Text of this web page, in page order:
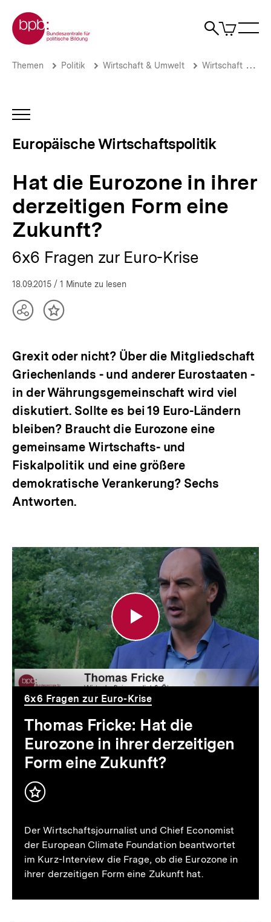
zum
Seiteninhalt
springen
Zur Startseite der bpb
Suche
Artikel
im
Hat
ihrer
derzeitigen
eine
Europäische
Wirtschaftspolitik
bpb.de
Brotkrümelnavigation
Pfadnavigation
Themen Politik Wirtschaft & Umwelt Wirtschaft
INHALTSNAVIGATION
Europäische Wirtschaftspolitik
Hat die Eurozone in ihrer
derzeitigen Form eine
Zukunft?
6x6 Fragen zur Euro-Krise
18.09.2015 / 1 Minute zu lesen
TeilenInhalt
Grexit oder nicht? Über die Mitgliedschaft
Griechenlands - und anderer Eurostaaten -
in der Währungsgemeinschaft wird viel
diskutiert. Sollte es bei 19 Euro-Ländern
bleiben? Braucht die Eurozone eine
gemeinsame Wirtschafts- und
Fiskalpolitik und eine größere
demokratische Verankerung? Sechs
Antworten.
Thomas
Fricke:
Hat
die
Eurozone
in
ihrer
derzeitigen
Form
eine
Zukunft?
6x6 Fragen zur Euro-Krise
Thomas Fricke: Hat die
Eurozone in ihrer derzeitigen
Form eine Zukunft?
Inhalt
Der Wirtschaftsjournalist und Chief Economist
der European Climate Foundation beantwortet
im Kurz-Interview die Frage, ob die Eurozone in
ihrer derzeitigen Form eine Zukunft hat.